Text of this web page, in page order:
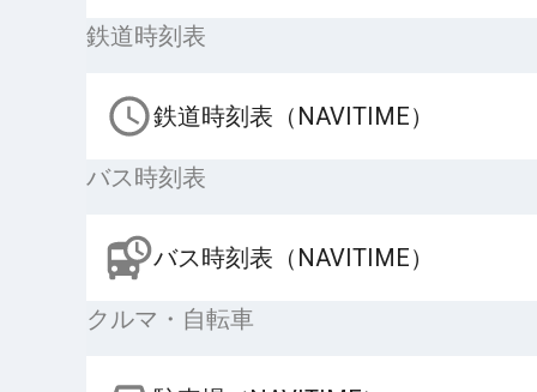
鉄道時刻表
鉄道時刻表（NAVITIME）
バス時刻表
バス時刻表（NAVITIME）
クルマ・自転車